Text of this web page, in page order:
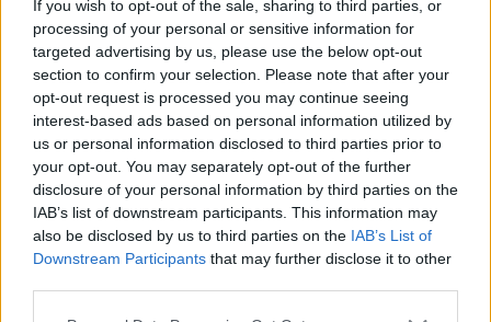
If you wish to opt-out of the sale, sharing to third parties, or
processing of your personal or sensitive information for
targeted advertising by us, please use the below opt-out
section to confirm your selection. Please note that after your
opt-out request is processed you may continue seeing
interest-based ads based on personal information utilized by
us or personal information disclosed to third parties prior to
your opt-out. You may separately opt-out of the further
disclosure of your personal information by third parties on the
IAB’s list of downstream participants. This information may
also be disclosed by us to third parties on the IAB’s List of
Downstream Participants that may further disclose it to other
πλατφορμών
ΔΙΑΒΑΣΤΕ ΕΠΙΣΗΣ
Κόσμος|18.11.2025 12:20
Τα drones Ελλάδας-Ουκρανίας
ταράζουν την Τουρκία: Βλέπουν
«μυστική» συμφωνία και
«στοχοποίηση»